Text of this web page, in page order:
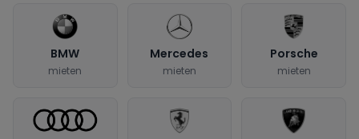
BMW
mieten
Mercedes
mieten
Porsche
mieten